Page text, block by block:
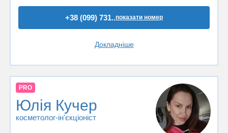
+38 (099) 731..показати номер
Докладніше
PRO
Юлія Кучер
косметолог-ін'єкціоніст